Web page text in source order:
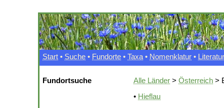
Start • Suche • Fundorte • Taxa • Nomenklatur • Literatur
Fundortsuche Alle Länder > Österreich >
• Hieflau